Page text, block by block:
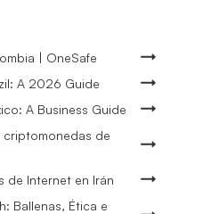
| OneSafe
A 2026 Guide
A Business Guide
criptomonedas de
de Internet en Irán
Ballenas, Ética e